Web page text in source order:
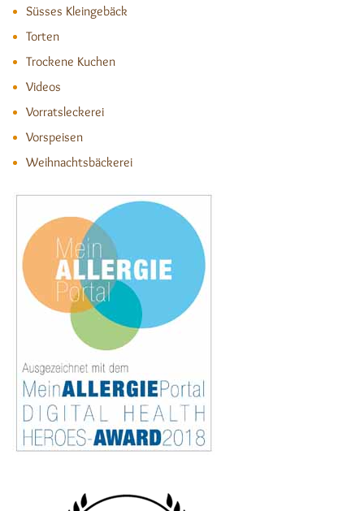
Süsses Kleingebäck
Torten
Trockene Kuchen
Videos
Vorratsleckerei
Vorspeisen
Weihnachtsbäckerei